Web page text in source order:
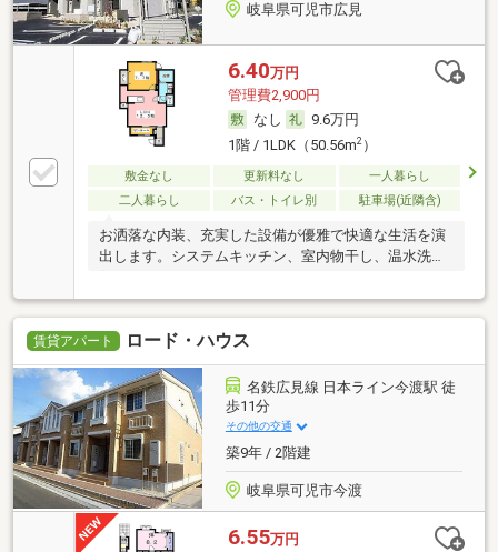
岐阜県可児市広見
6.40万円
管理費2,900円
なし
9.6万円
1階 / 1LDK（50.56m2）
敷金なし 更新料なし
一人暮らし
二人暮らし
バス・トイレ別 駐車場(近隣含)
お洒落な内装、充実した設備が優雅で快適な生活を演
出します。システムキッチン、室内物干し、温水洗浄
賃貸アパート ロード・ハウス
名鉄広見線 日本ライン今渡駅 徒
歩11分
その他の交通
築9年 / 2階建
岐阜県可児市今渡
6.55万円